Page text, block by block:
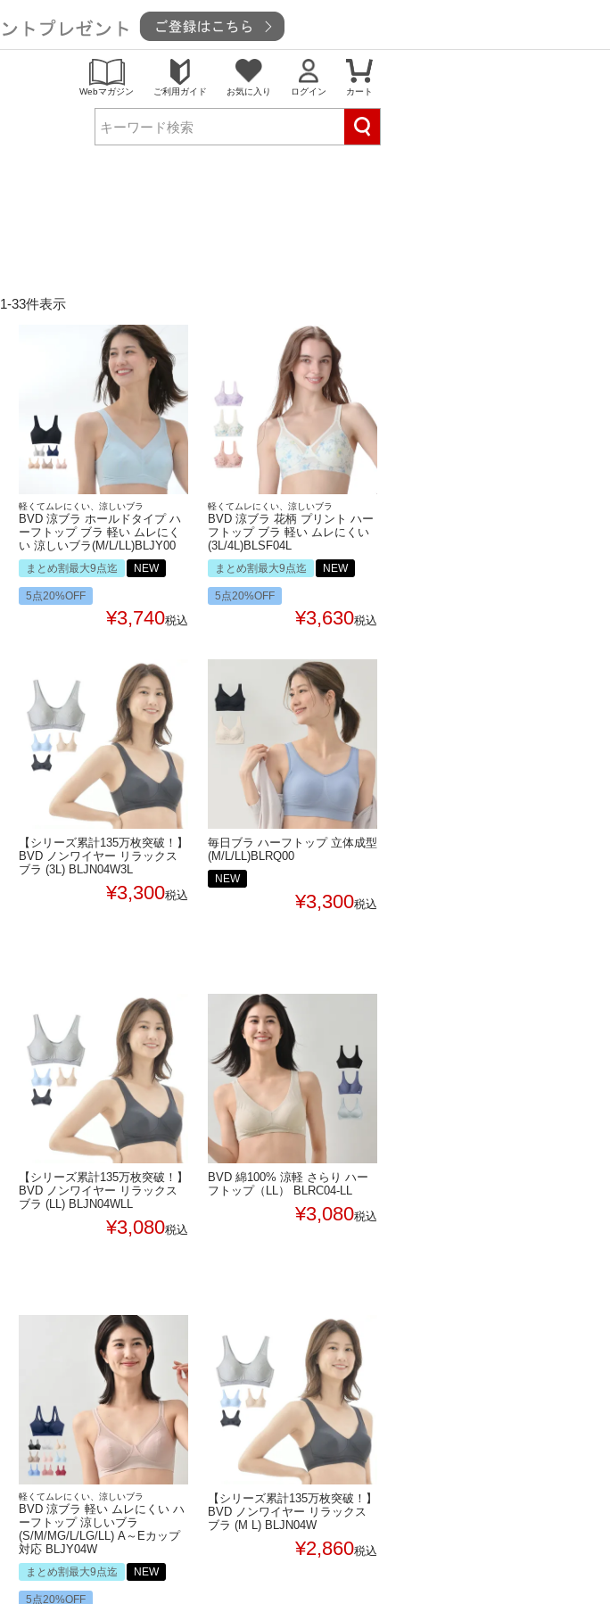
Webマガジン ご利用ガイド お気に入り ログイン カート
1-33件表示
軽くてムレにくい、涼しいブラ
BVD 涼ブラ ホールドタイプ ハ
ーフトップ ブラ 軽い ムレにく
い 涼しいブラ(M/L/LL)BLJY00
まとめ割最大9点迄 NEW
5点20%OFF
¥3,740税込
軽くてムレにくい、涼しいブラ
BVD 涼ブラ 花柄 プリント ハー
フトップ ブラ 軽い ムレにくい
(3L/4L)BLSF04L
まとめ割最大9点迄 NEW
5点20%OFF
¥3,630税込
【シリーズ累計135万枚突破！】
BVD ノンワイヤー リラックス
ブラ (3L) BLJN04W3L
¥3,300税込
毎日ブラ ハーフトップ 立体成型
(M/L/LL)BLRQ00
NEW
¥3,300税込
【シリーズ累計135万枚突破！】
BVD ノンワイヤー リラックス
ブラ (LL) BLJN04WLL
¥3,080税込
BVD 綿100% 涼軽 さらり ハー
フトップ（LL） BLRC04-LL
¥3,080税込
軽くてムレにくい、涼しいブラ
BVD 涼ブラ 軽い ムレにくい ハ
ーフトップ 涼しいブラ
(S/M/MG/L/LG/LL) A～Eカップ
対応 BLJY04W
まとめ割最大9点迄 NEW
5点20%OFF
【シリーズ累計135万枚突破！】
BVD ノンワイヤー リラックス
ブラ (M L) BLJN04W
¥2,860税込